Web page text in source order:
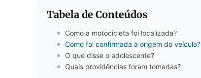
Tabela de Conteúdos
Como a motocicleta foi localizada?
Como foi confirmada a origem do veículo?
O que disse o adolescente?
Quais providências foram tomadas?